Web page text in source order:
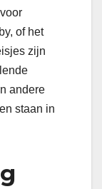
of het
zijn
andere
staan in